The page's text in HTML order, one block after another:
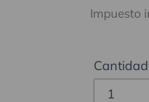
Impuesto
Cantidad